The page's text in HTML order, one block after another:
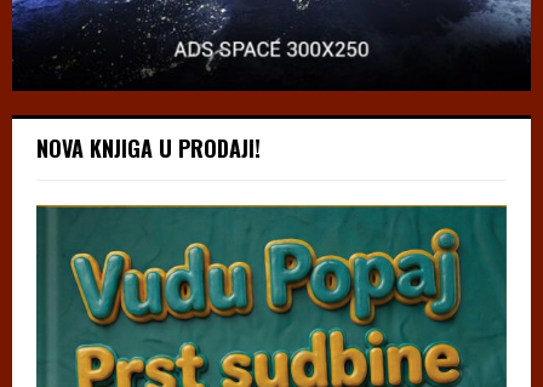
NOVA KNJIGA U PRODAJI!